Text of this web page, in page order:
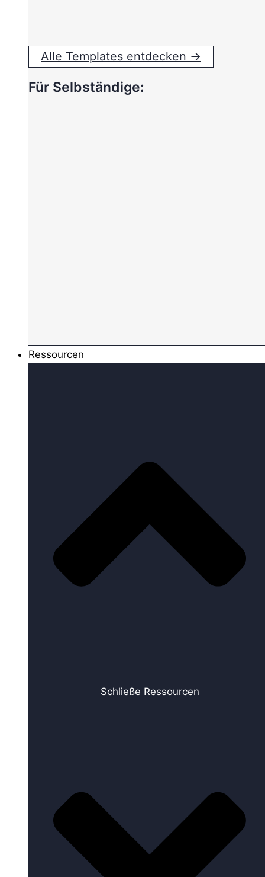
Alle Templates entdecken →
Für Selbständige:
Ressourcen
Schließe Ressourcen